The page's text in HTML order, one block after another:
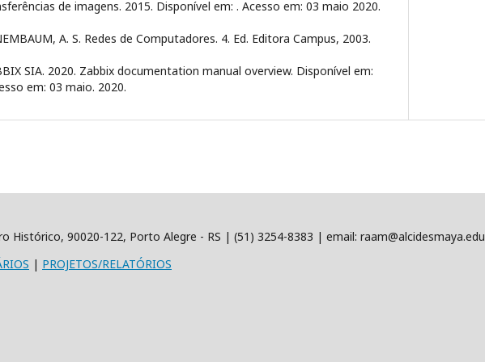
de imagens. 2015. Disponível em: . Acesso em: 03 maio 2020.
A. S. Redes de Computadores. 4. Ed. Editora Campus, 2003.
SIA. 2020. Zabbix documentation manual overview. Disponível em:
em: 03 maio. 2020.
Histórico, 90020-122, Porto Alegre - RS | (51) 3254-8383 | email:
| PROJETOS/RELATÓRIOS